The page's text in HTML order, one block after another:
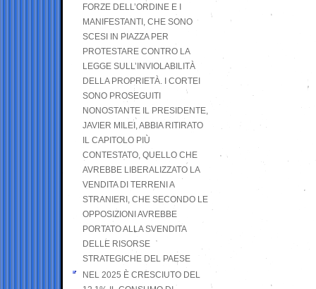
FORZE DELL’ORDINE E I
MANIFESTANTI, CHE SONO
SCESI IN PIAZZA PER
PROTESTARE CONTRO LA
LEGGE SULL’INVIOLABILITÀ
DELLA PROPRIETÀ. I CORTEI
SONO PROSEGUITI
NONOSTANTE IL PRESIDENTE,
JAVIER MILEI, ABBIA RITIRATO
IL CAPITOLO PIÙ
CONTESTATO, QUELLO CHE
AVREBBE LIBERALIZZATO LA
VENDITA DI TERRENI A
STRANIERI, CHE SECONDO LE
OPPOSIZIONI AVREBBE
PORTATO ALLA SVENDITA
DELLE RISORSE
STRATEGICHE DEL PAESE
NEL 2025 È CRESCIUTO DEL